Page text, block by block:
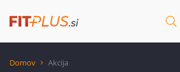
Domov Akcija